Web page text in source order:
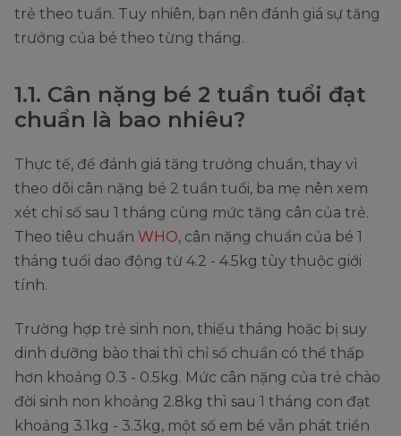
trẻ theo tuần. Tuy nhiên, bạn nên đánh giá sự tăng
trưởng của bé theo từng tháng.
1.1. Cân nặng bé 2 tuần tuổi đạt
chuẩn là bao nhiêu?
Thực tế, để đánh giá tăng trưởng chuẩn, thay vì
theo dõi cân nặng bé 2 tuần tuổi, ba mẹ nên xem
xét chỉ số sau 1 tháng cùng mức tăng cân của trẻ.
Theo tiêu chuẩn WHO, cân nặng chuẩn của bé 1
tháng tuổi dao động từ 4.2 - 4.5kg tùy thuộc giới
tính.
Trường hợp trẻ sinh non, thiếu tháng hoặc bị suy
dinh dưỡng bào thai thì chỉ số chuẩn có thể thấp
hơn khoảng 0.3 - 0.5kg. Mức cân nặng của trẻ chào
đời sinh non khoảng 2.8kg thì sau 1 tháng con đạt
khoảng 3.1kg - 3.3kg, một số em bé vẫn phát triển